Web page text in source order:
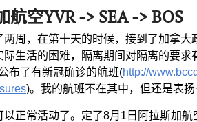
航空YVR -> SEA -> BOS
两周，在第十天的时候，接到了加拿
际生活的困难，隔离期间对隔离的要
布了有新冠确诊的航班(http://
)。我的航班不在其中，但还是表
以正常活动了。定了8月1日阿拉斯加